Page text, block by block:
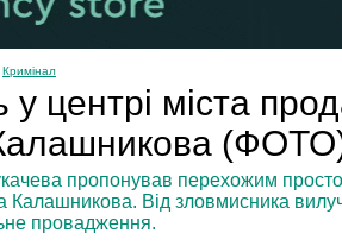
Кримінал
у центрі міста
пропонував перехожим просто
Калашникова. Від зловмисника
провадження.